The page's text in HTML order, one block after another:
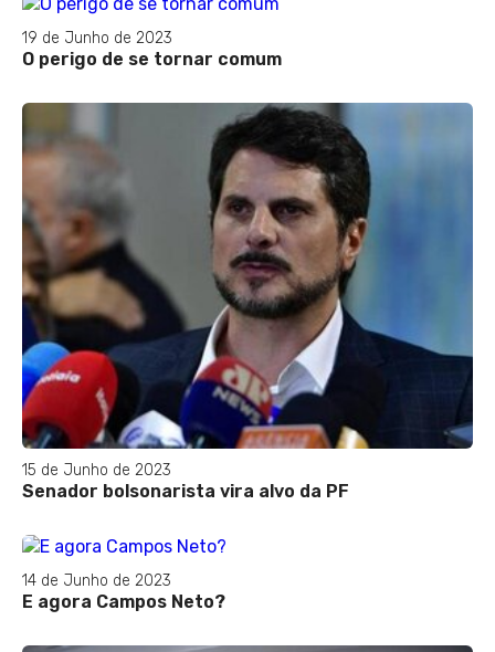
19 de Junho de 2023
O perigo de se tornar comum
15 de Junho de 2023
Senador bolsonarista vira alvo da PF
14 de Junho de 2023
E agora Campos Neto?